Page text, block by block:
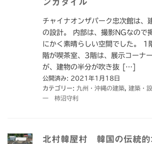
ンガタイル
チャイナオンザパーク忠次館は、
の設計。 内部は、撮影NGなので
にかく素晴らしい空間でした。 1
階が喫茶室、3階は、展示コーナ
が、建物の半分が吹き抜 […]
公開済み: 2021年1月18日
カテゴリー: 九州・沖縄の建築 建築・
一 柿沼守利
北村韓屋村 韓国の伝統的